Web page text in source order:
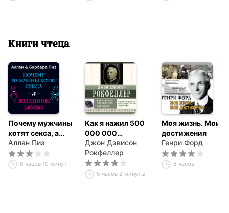
Книги чтеца
Почему мужчины
хотят секса, а
женщины любви
Аллан Пиз
8 часов 19 минут
Как я нажил 500
000 000
долларов.
Мемуары
миллиардера
Джон Дэвисон
Рокфеллер
5 часов 2 минуты
Моя жизнь. Мои
достижения
Генри Форд
8 часов